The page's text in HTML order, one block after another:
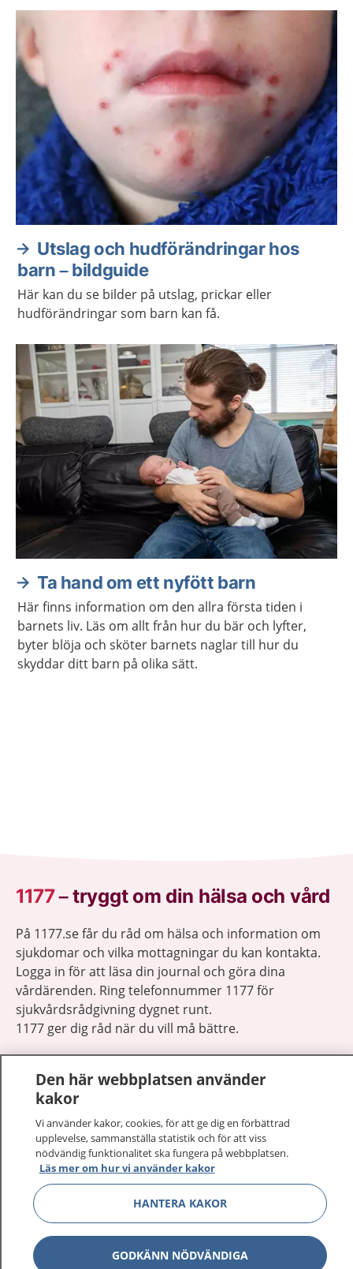
Utslag och hudförändringar hos
barn – bildguide
Här kan du se bilder på utslag, prickar eller
hudförändringar som barn kan få.
Ta hand om ett nyfött barn
Här finns information om den allra första tiden i
barnets liv. Läs om allt från hur du bär och lyfter,
byter blöja och sköter barnets naglar till hur du
skyddar ditt barn på olika sätt.
1177–tryggt om din hälsa och vård
På 1177.se får du råd om hälsa och information om
sjukdomar och vilka mottagningar du kan kontakta.
Logga in för att läsa din journal och göra dina
vårdärenden. Ring telefonnummer 1177 för
sjukvårdsrådgivning dygnet runt.
1177 ger dig råd när du vill må bättre.
1177 på flera språk
Om 1177
Kontakt Visa
Den här webbplatsen använder
kakor
Vi använder kakor, cookies, för att ge dig en förbättrad
upplevelse, sammanställa statistik och för att viss
nödvändig funktionalitet ska fungera på webbplatsen.
Läs mer om hur vi använder kakor
HANTERA KAKOR
GODKÄNN NÖDVÄNDIGA